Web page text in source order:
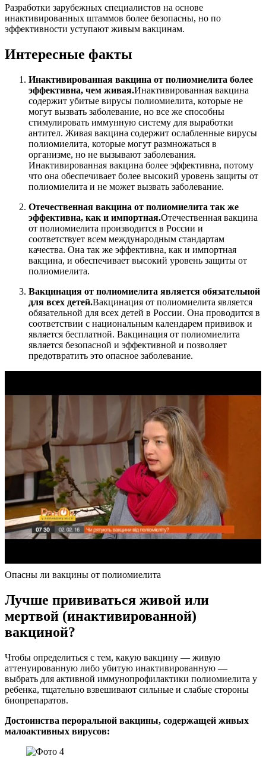
Разработки зарубежных специалистов на основе
инактивированных штаммов более безопасны, но по
эффективности уступают живым вакцинам.
Интересные факты
Инактивированная вакцина от полиомиелита более
эффективна, чем живая.Инактивированная вакцина
содержит убитые вирусы полиомиелита, которые не
могут вызвать заболевание, но все же способны
стимулировать иммунную систему для выработки
антител. Живая вакцина содержит ослабленные вирусы
полиомиелита, которые могут размножаться в
организме, но не вызывают заболевания.
Инактивированная вакцина более эффективна, потому
что она обеспечивает более высокий уровень защиты от
полиомиелита и не может вызвать заболевание.
Отечественная вакцина от полиомиелита так же
эффективна, как и импортная.Отечественная вакцина
от полиомиелита производится в России и
соответствует всем международным стандартам
качества. Она так же эффективна, как и импортная
вакцина, и обеспечивает высокий уровень защиты от
полиомиелита.
Вакцинация от полиомиелита является обязательной
для всех детей.Вакцинация от полиомиелита является
обязательной для всех детей в России. Она проводится в
соответствии с национальным календарем прививок и
является бесплатной. Вакцинация от полиомиелита
является безопасной и эффективной и позволяет
предотвратить это опасное заболевание.
Опасны ли вакцины от полиомиелита
Лучше прививаться живой или
мертвой (инактивированной)
вакциной?
Чтобы определиться с тем, какую вакцину — живую
аттенуированную либо убитую инактивированную —
выбрать для активной иммунопрофилактики полиомиелита у
ребенка, тщательно взвешивают сильные и слабые стороны
биопрепаратов.
Достоинства пероральной вакцины, содержащей живых
малоактивных вирусов: